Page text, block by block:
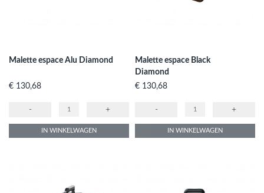
Malette espace Alu Diamond
Prijs
€ 130,68
- +
IN WINKELWAGEN
Malette espace Black
Diamond
Prijs
€ 130,68
- +
IN WINKELWAGEN